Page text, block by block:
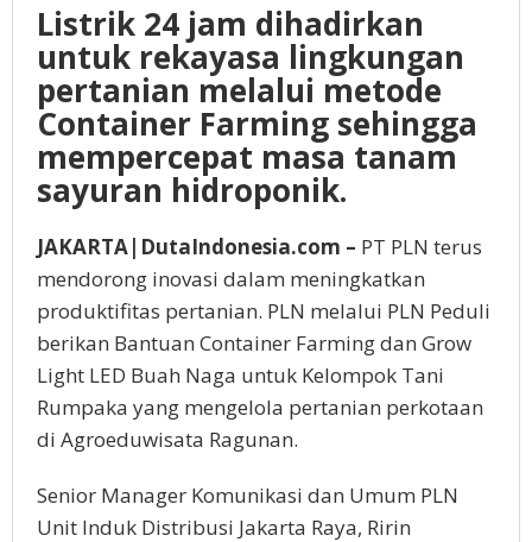
Listrik 24 jam dihadirkan
untuk rekayasa lingkungan
pertanian melalui metode
Container Farming sehingga
mempercepat masa tanam
sayuran hidroponik.
JAKARTA|DutaIndonesia.com – PT PLN terus
mendorong inovasi dalam meningkatkan
produktifitas pertanian. PLN melalui PLN Peduli
berikan Bantuan Container Farming dan Grow
Light LED Buah Naga untuk Kelompok Tani
Rumpaka yang mengelola pertanian perkotaan
di Agroeduwisata Ragunan.
Senior Manager Komunikasi dan Umum PLN
Unit Induk Distribusi Jakarta Raya, Ririn